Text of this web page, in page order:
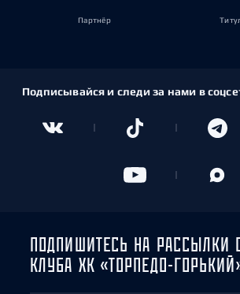
Партнёр
Подписывайся и следи за нами в
ПОДПИШИТЕСЬ НА РАССЫЛКИ
КЛУБА ХК «ТОРПЕДО-